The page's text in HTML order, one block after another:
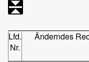
Lfd.
Nr.
Änderndes